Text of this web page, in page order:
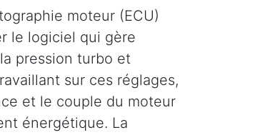
moteur (ECU)
le logiciel qui gère
pression turbo et
sur ces réglages,
et le couple du moteur
énergétique. La